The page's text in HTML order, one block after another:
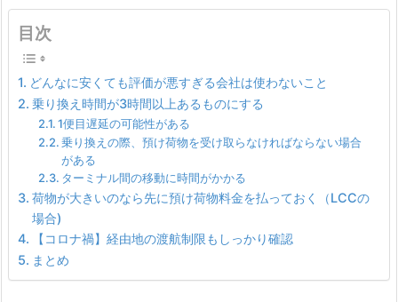
目次
どんなに安くても評価が悪すぎる会社は使わないこと
乗り換え時間が3時間以上あるものにする
1便目遅延の可能性がある
乗り換えの際、預け荷物を受け取らなければならない場合
がある
ターミナル間の移動に時間がかかる
荷物が大きいのなら先に預け荷物料金を払っておく（LCCの
場合)
【コロナ禍】経由地の渡航制限もしっかり確認
まとめ